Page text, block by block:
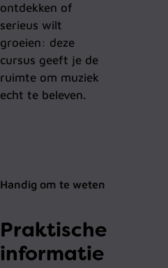
ontdekken of
serieus wilt
groeien: deze
cursus geeft je de
ruimte om muziek
echt te beleven.
Praktische
informatie
Handig om te weten